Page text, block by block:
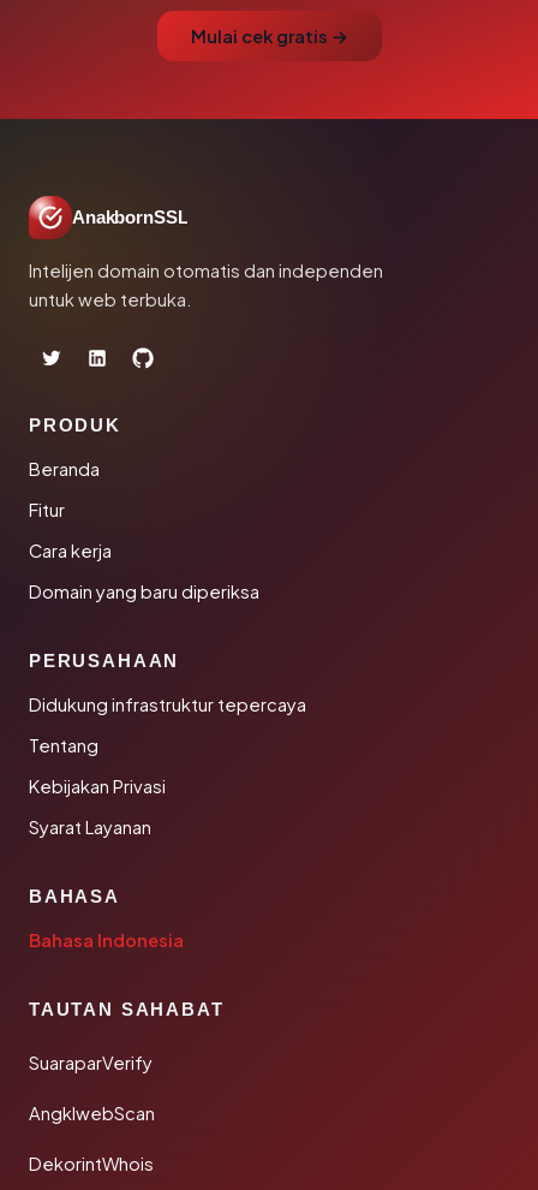
Mulai cek gratis →
AnakbornSSL
Intelijen domain otomatis dan independen
untuk web terbuka.
PRODUK
Beranda
Fitur
Cara kerja
Domain yang baru diperiksa
PERUSAHAAN
Didukung infrastruktur tepercaya
Tentang
Kebijakan Privasi
Syarat Layanan
BAHASA
Bahasa Indonesia
TAUTAN SAHABAT
SuaraparVerify
AngklwebScan
DekorintWhois